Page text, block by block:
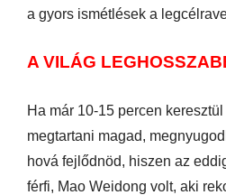
a gyors ismétlések a
A VILÁG
Ha már 10-15 percen
megtartani magad,
hová fejlődnöd, hiszen az
férfi, Mao Weidong volt, aki